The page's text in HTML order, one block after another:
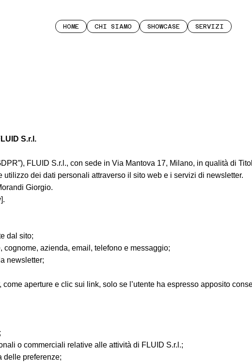
HOME CHI SIAMO SHOWCASE SERVIZI
S.r.l.
FLUID S.r.l., con sede in Via Mantova 17, Milano, in qualità di
dei dati personali attraverso il sito web e i servizi di newsletter.
Giorgio.
dal sito;
azienda, email, telefono e messaggio;
newsletter;
aperture e clic sui link, solo se l’utente ha espresso apposito
o commerciali relative alle attività di FLUID S.r.l.;
delle preferenze;